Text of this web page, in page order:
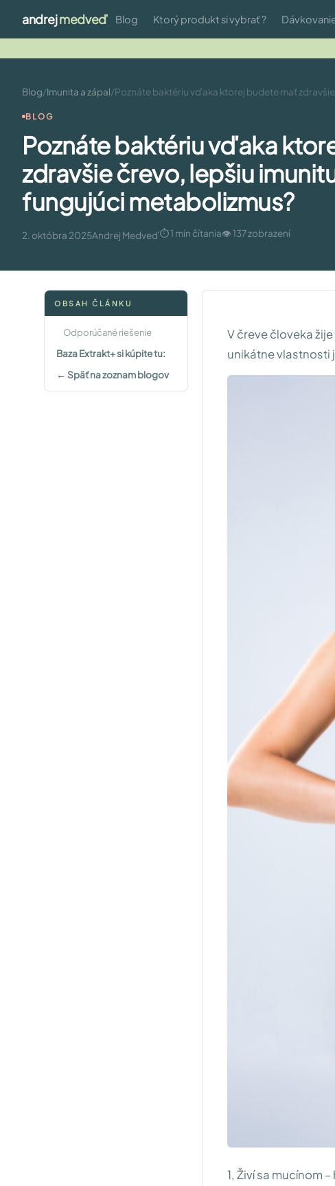
andrejmedveď Blog Ktorý produkt si vybrať ?
Blog/Imunita a zápal/Poznáte baktériu vďaka ktorej budete mať
BLOG
Poznáte baktériu vďaka
zdravšie črevo, lepšiu
fungujúci metabolizmus?
2. októbra 2025Andrej Medveď⏱ 1 min čítania👁 137 zobrazení
OBSAH ČLÁNKU
Odporúčané riešenie
Baza Extrakt+ si kúpite tu:
← Späť na zoznam blogov
V čreve človeka
unikátne vlastnosti
1, Živí sa mucínom